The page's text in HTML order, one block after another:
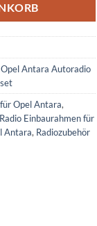
Opel Antara Autoradio
Opel Antara,
Radio Einbaurahmen für
Antara, Radiozubehör